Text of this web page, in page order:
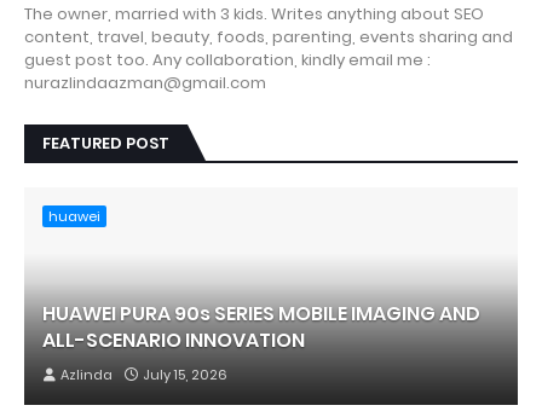
The owner, married with 3 kids. Writes anything about SEO
content, travel, beauty, foods, parenting, events sharing and
guest post too. Any collaboration, kindly email me :
nurazlindaazman@gmail.com
FEATURED POST
huawei
HUAWEI PURA 90s SERIES MOBILE IMAGING AND
ALL-SCENARIO INNOVATION
Azlinda July 15, 2026